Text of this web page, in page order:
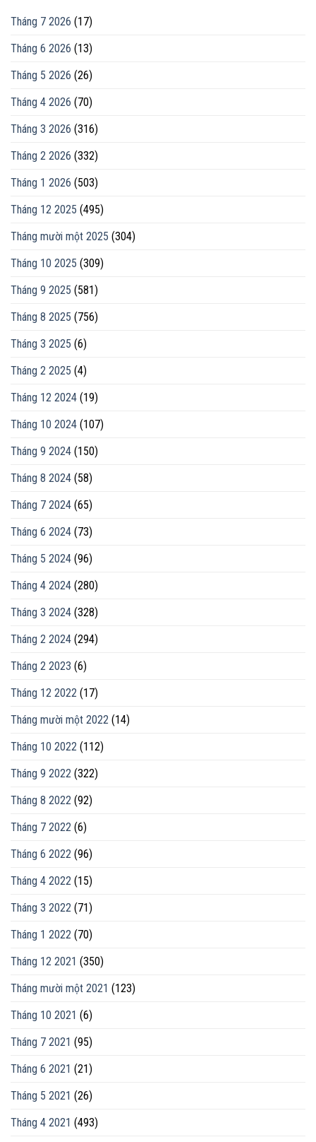
Tháng 7 2026 (17)
Tháng 6 2026 (13)
Tháng 5 2026 (26)
Tháng 4 2026 (70)
Tháng 3 2026 (316)
Tháng 2 2026 (332)
Tháng 1 2026 (503)
Tháng 12 2025 (495)
Tháng mười một 2025 (304)
Tháng 10 2025 (309)
Tháng 9 2025 (581)
Tháng 8 2025 (756)
Tháng 3 2025 (6)
Tháng 2 2025 (4)
Tháng 12 2024 (19)
Tháng 10 2024 (107)
Tháng 9 2024 (150)
Tháng 8 2024 (58)
Tháng 7 2024 (65)
Tháng 6 2024 (73)
Tháng 5 2024 (96)
Tháng 4 2024 (280)
Tháng 3 2024 (328)
Tháng 2 2024 (294)
Tháng 2 2023 (6)
Tháng 12 2022 (17)
Tháng mười một 2022 (14)
Tháng 10 2022 (112)
Tháng 9 2022 (322)
Tháng 8 2022 (92)
Tháng 7 2022 (6)
Tháng 6 2022 (96)
Tháng 4 2022 (15)
Tháng 3 2022 (71)
Tháng 1 2022 (70)
Tháng 12 2021 (350)
Tháng mười một 2021 (123)
Tháng 10 2021 (6)
Tháng 7 2021 (95)
Tháng 6 2021 (21)
Tháng 5 2021 (26)
Tháng 4 2021 (493)